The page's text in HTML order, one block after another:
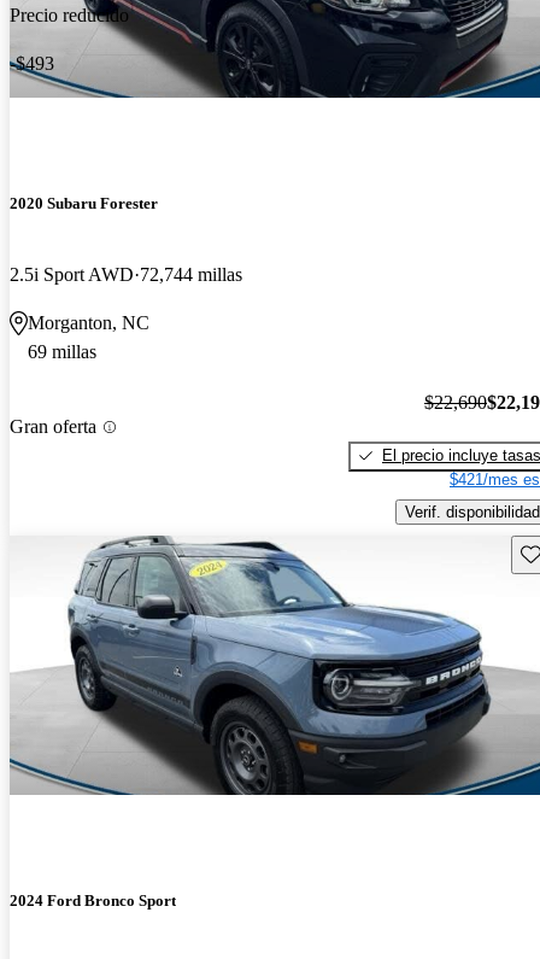
Precio reducido
-$493
2020 Subaru Forester
2.5i Sport AWD 72,744 millas
Morganton, NC
69 millas
Gran oferta
$22,690
El precio incluye tasas
$421/mes
Verif. disponibilidad
2024 Ford Bronco Sport